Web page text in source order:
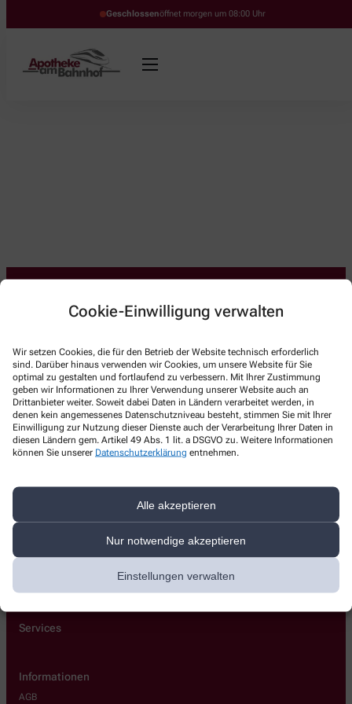
Cookie-Einwilligung verwalten
Wir setzen Cookies, die für den Betrieb der Website technisch erforderlich
sind. Darüber hinaus verwenden wir Cookies, um unsere Website für Sie
optimal zu gestalten und fortlaufend zu verbessern. Mit Ihrer Zustimmung
geben wir Informationen zu Ihrer Verwendung unserer Website auch an
Drittanbieter weiter. Soweit dabei Daten in Ländern verarbeitet werden, in
denen kein angemessenes Datenschutzniveau besteht, stimmen Sie mit Ihrer
Einwilligung zur Nutzung dieser Dienste auch der Verarbeitung Ihrer Daten in
diesen Ländern gem. Artikel 49 Abs. 1 lit. a DSGVO zu. Weitere Informationen
können Sie unserer Datenschutzerklärung entnehmen.
Alle akzeptieren
Nur notwendige akzeptieren
Einstellungen verwalten
Geschlossenöffnet morgen um 08:00 Uhr
Apotheke am Bahnhof
Bahnhofstr. 2,94474 Vilshofen a.d. Donau
+49-8541 913000
+49-8541 913001
apobahnhof@web.de
Über uns
Services
Informationen
AGB